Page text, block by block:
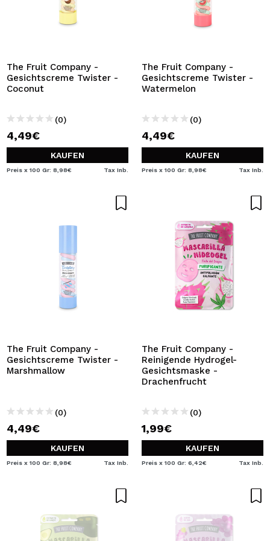
The Fruit Company -
Gesichtscreme Twister -
Coconut
(0)
4,49€
KAUFEN
Preis x 100 Gr: 8,98€ Tax Inb.
The Fruit Company -
Gesichtscreme Twister -
Watermelon
(0)
4,49€
KAUFEN
Preis x 100 Gr: 8,98€ Tax Inb.
The Fruit Company -
Gesichtscreme Twister -
Marshmallow
(0)
4,49€
KAUFEN
Preis x 100 Gr: 8,98€ Tax Inb.
The Fruit Company -
Reinigende Hydrogel-
Gesichtsmaske -
Drachenfrucht
(0)
1,99€
KAUFEN
Preis x 100 Gr: 6,42€ Tax Inb.